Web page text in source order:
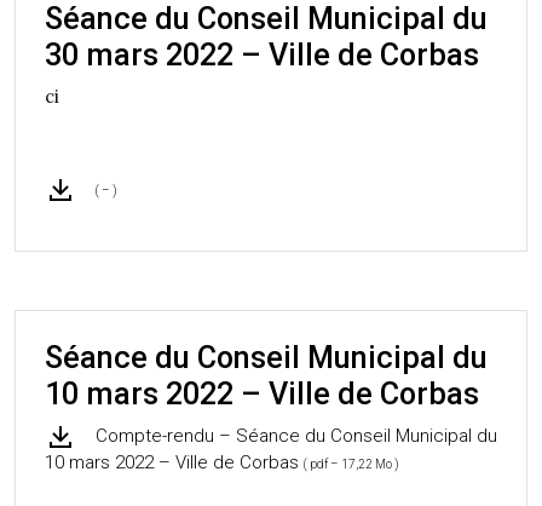
Séance du Conseil Municipal du
30 mars 2022 – Ville de Corbas
ci
( – )
Séance du Conseil Municipal du
10 mars 2022 – Ville de Corbas
Compte-rendu – Séance du Conseil Municipal du
10 mars 2022 – Ville de Corbas ( pdf – 17,22 Mo )